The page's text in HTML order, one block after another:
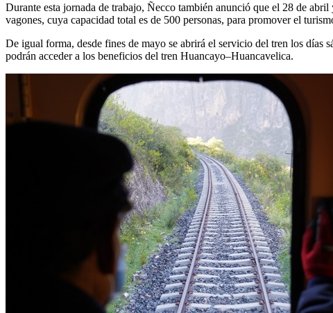
Durante esta jornada de trabajo, Ñecco también anunció que el 28 de
vagones, cuya capacidad total es de 500 personas, para promover el
De igual forma, desde fines de mayo se abrirá el servicio del tren los días
podrán acceder a los beneficios del tren Huancayo–Huancavelica.